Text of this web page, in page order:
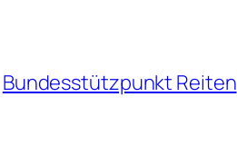
Bundesstützpunkt Reiten